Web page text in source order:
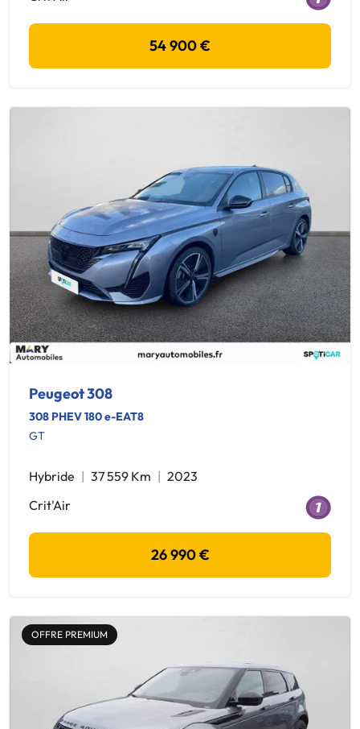
54 900 €
Peugeot 308
308 PHEV 180 e-EAT8
GT
Hybride 37 559 Km
2023
Crit'Air
26 990 €
OFFRE PREMIUM